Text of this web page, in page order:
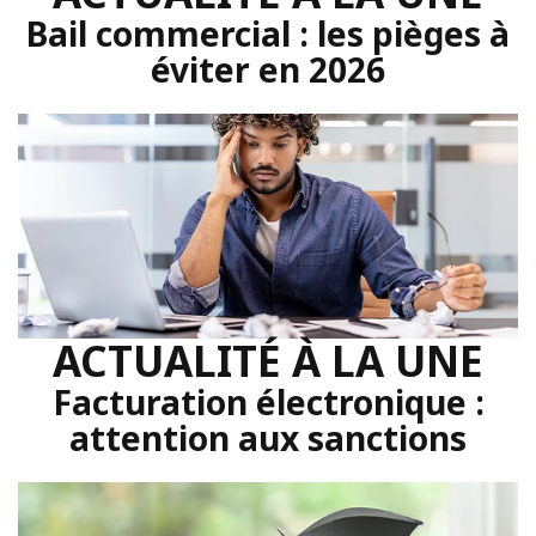
Bail commercial : les pièges à
éviter en 2026
ACTUALITÉ À LA UNE
Facturation électronique :
attention aux sanctions